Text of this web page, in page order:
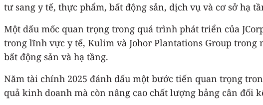
tư sang y tế, thực phẩm, bất động sản, dịch vụ và cơ sở
Một dấu mốc quan trọng trong quá trình phát triển của
trong lĩnh vực y tế, Kulim và Johor Plantations Group trong
bất động sản và hạ tầng.
Năm tài chính 2025 đánh dấu một bước tiến quan trọng
quả kinh doanh mà còn nâng cao chất lượng bảng cân đối